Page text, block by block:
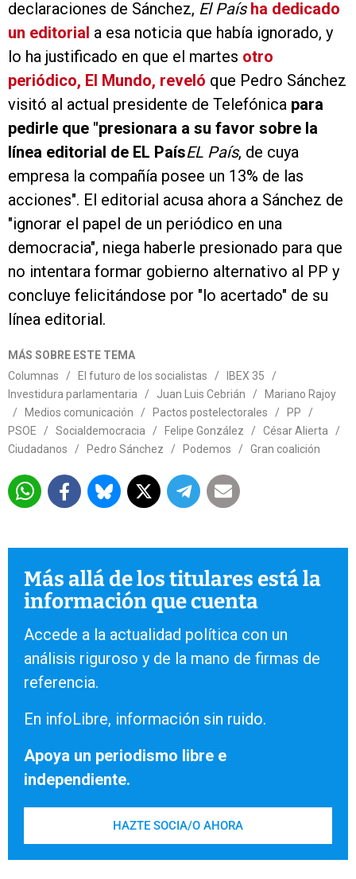
declaraciones de Sánchez, El País ha dedicado
un editorial a esa noticia que había ignorado, y
lo ha justificado en que el martes otro
periódico, El Mundo, reveló que Pedro Sánchez
visitó al actual presidente de Telefónica para
pedirle que "presionara a su favor sobre la
línea editorial de EL PaísEL País, de cuya
empresa la compañía posee un 13% de las
acciones". El editorial acusa ahora a Sánchez de
"ignorar el papel de un periódico en una
democracia", niega haberle presionado para que
no intentara formar gobierno alternativo al PP y
concluye felicitándose por "lo acertado" de su
línea editorial.
MÁS SOBRE ESTE TEMA
Columnas
/ El futuro de los socialistas / IBEX 35
/
Investidura parlamentaria
/ Juan Luis Cebrián /
Mariano Rajoy
/
Medios comunicación / Pactos postelectorales / PP
/
PSOE
/ Socialdemocracia / Felipe González / César Alierta
/
Ciudadanos
/ Pedro Sánchez / Podemos / Gran coalición
Más allá de los titulares está la
información que cuenta
Accede a la actualidad política con un
análisis riguroso y de la mano de firmas de
referencia.
En infoLibre, información sin ruido.
Apoya un periodismo libre e
independiente.
HAZTE SOCIA/O AHORA